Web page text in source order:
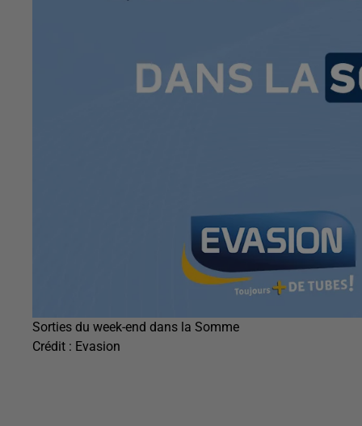
Sorties du week-end dans la Somme
Crédit : Evasion